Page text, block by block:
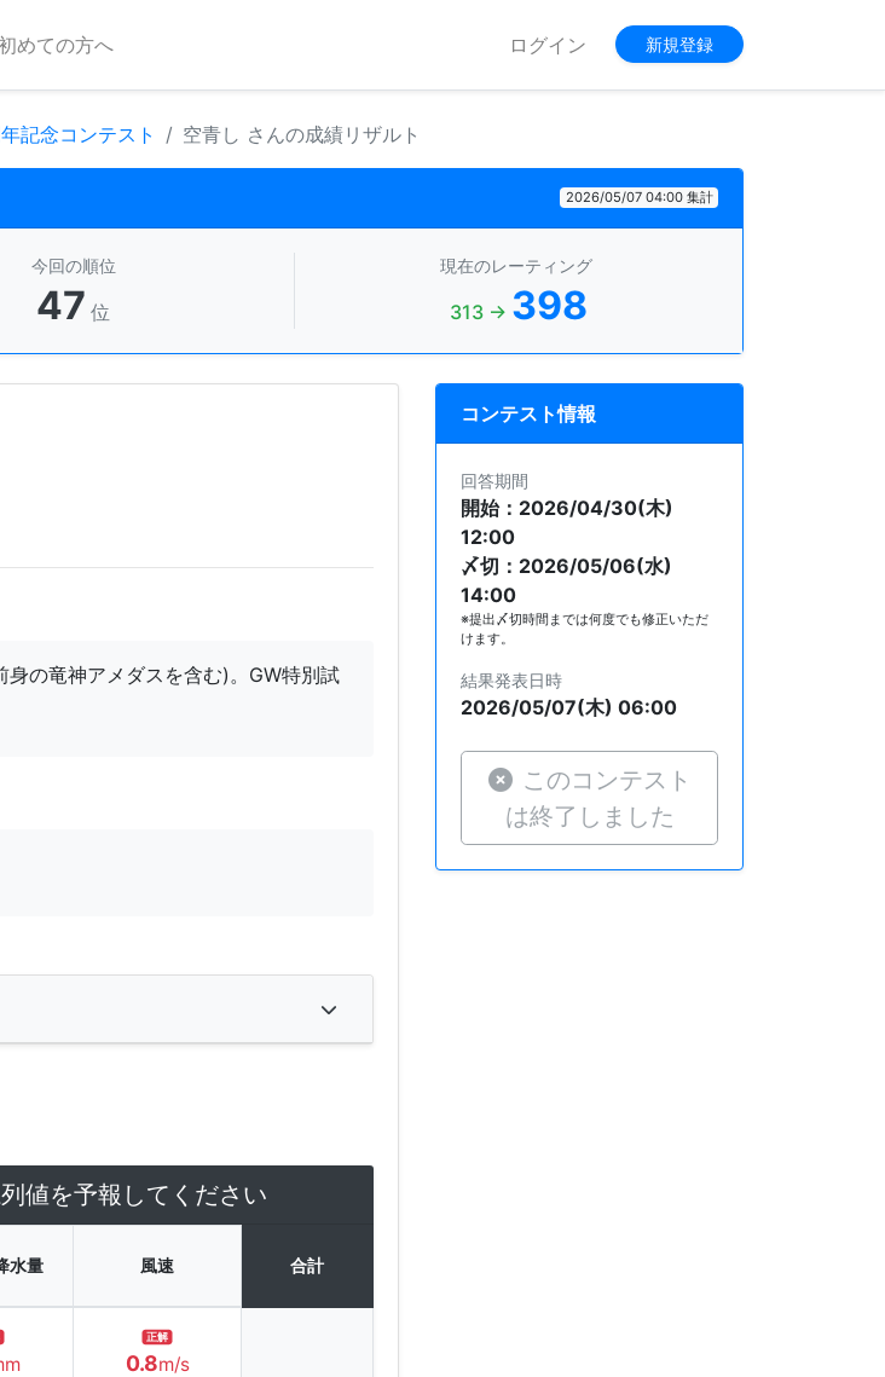
めての方へ ログイン 新規登録
記念コンテスト 空青し さんの成績リザルト
2026/05/07 04:00 集計
今回の順位
47 位
現在のレーティング
313 → 398
の竜神アメダスを含む)。GW特別試
値を予報してください
水量 風速 合計
正解
0.8m/s
コンテスト情報
回答期間
開始：2026/04/30(木)
12:00
〆切：2026/05/06(水)
14:00
※提出〆切時間までは何度でも修正いただ
けます。
結果発表日時
2026/05/07(木) 06:00
このコンテスト
は終了しました